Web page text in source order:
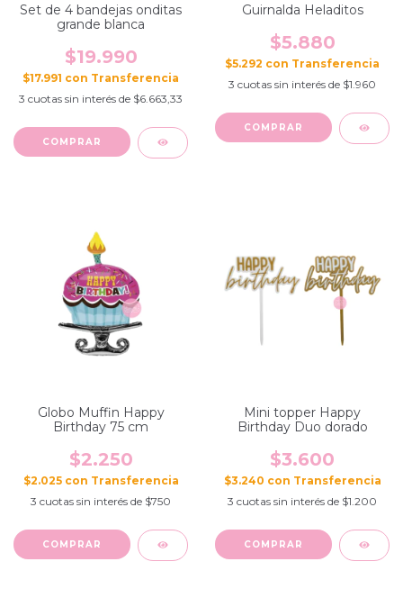
Set de 4 bandejas onditas
grande blanca
$19.990
$17.991 con
3 cuotas sin interés de $6.663,33
Guirnalda Heladitos
$5.880
$5.292 con
3 cuotas sin interés de $1.960
Globo Muffin Happy
Birthday 75 cm
$2.250
$2.025 con
3 cuotas sin interés de $750
Mini topper Happy
Birthday Duo dorado
$3.600
$3.240 con
3 cuotas sin interés de $1.200
COMPRAR